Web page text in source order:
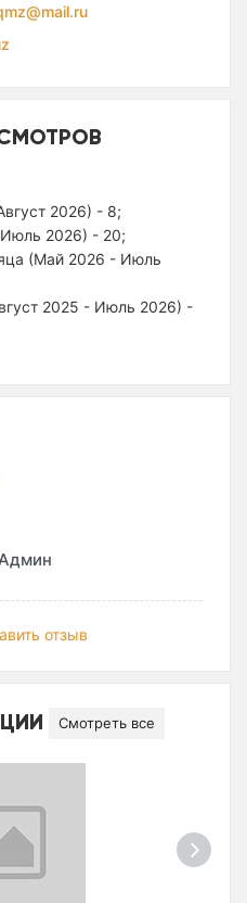
2026) - 8;
2026) - 20;
(Май 2026 - Июль
2025 - Июль 2026) -
отзыв
Смотреть все